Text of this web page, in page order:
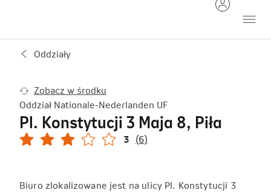
Oddziały
Zobacz w środku
Oddział Nationale-Nederlanden UF
Pl. Konstytucji 3 Maja 8, Piła
3 (6)
Biuro zlokalizowane jest na ulicy Pl. Konstytucji 3